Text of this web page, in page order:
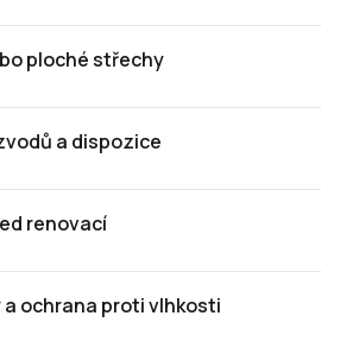
ploché střechy
a dispozice
renovací
ochrana proti vlhkosti